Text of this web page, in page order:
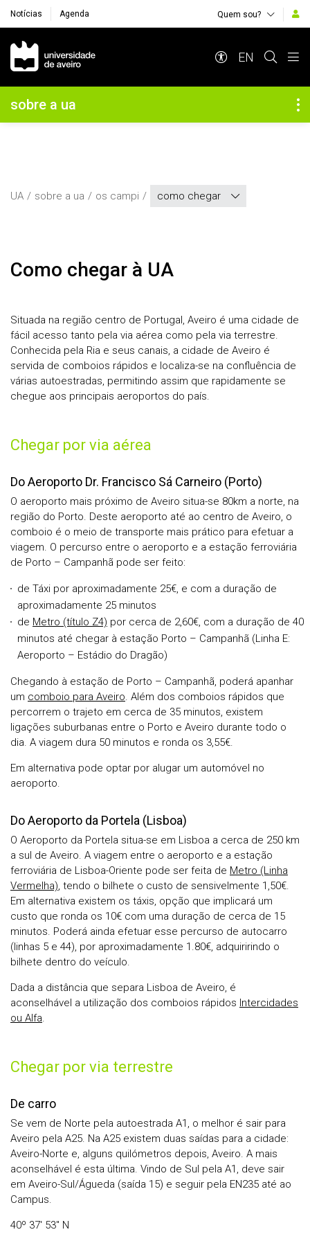
Notícias Agenda Quem sou?
Navegação Principal
EN
Navegação Lateral
sobre a ua
UA sobre a ua os campi como chegar
Como chegar à UA
Situada na região centro de Portugal, Aveiro é uma cidade de
fácil acesso tanto pela via aérea como pela via terrestre.
Conhecida pela Ria e seus canais, a cidade de Aveiro é
servida de comboios rápidos e localiza-se na confluência de
várias autoestradas, permitindo assim que rapidamente se
chegue aos principais aeroportos do país.
Chegar por via aérea
Do Aeroporto Dr. Francisco Sá Carneiro (Porto)
O aeroporto mais próximo de Aveiro situa-se 80km a norte, na
região do Porto. Deste aeroporto até ao centro de Aveiro, o
comboio é o meio de transporte mais prático para efetuar a
viagem. O percurso entre o aeroporto e a estação ferroviária
de Porto – Campanhã pode ser feito:
de Táxi por aproximadamente 25€, e com a duração de
aproximadamente 25 minutos
de Metro (título Z4) por cerca de 2,60€, com a duração de 40
minutos até chegar à estação Porto – Campanhã (Linha E:
Aeroporto – Estádio do Dragão)
Chegando à estação de Porto – Campanhã, poderá apanhar
um comboio para Aveiro. Além dos comboios rápidos que
percorrem o trajeto em cerca de 35 minutos, existem
ligações suburbanas entre o Porto e Aveiro durante todo o
dia. A viagem dura 50 minutos e ronda os 3,55€.
Em alternativa pode optar por alugar um automóvel no
aeroporto.
Do Aeroporto da Portela (Lisboa)
O Aeroporto da Portela situa-se em Lisboa a cerca de 250 km
a sul de Aveiro. A viagem entre o aeroporto e a estação
ferroviária de Lisboa-Oriente pode ser feita de Metro (Linha
Vermelha), tendo o bilhete o custo de sensivelmente 1,50€.
Em alternativa existem os táxis, opção que implicará um
custo que ronda os 10€ com uma duração de cerca de 15
minutos. Poderá ainda efetuar esse percurso de autocarro
(linhas 5 e 44), por aproximadamente 1.80€, adquiririndo o
bilhete dentro do veículo.
Dada a distância que separa Lisboa de Aveiro, é
aconselhável a utilização dos comboios rápidos Intercidades
ou Alfa.
Chegar por via terrestre
De carro
Se vem de Norte pela autoestrada A1, o melhor é sair para
Aveiro pela A25. Na A25 existem duas saídas para a cidade:
Aveiro-Norte e, alguns quilómetros depois, Aveiro. A mais
aconselhável é esta última. Vindo de Sul pela A1, deve sair
em Aveiro-Sul/Águeda (saída 15) e seguir pela EN235 até ao
Campus.
40º 37' 53'' N